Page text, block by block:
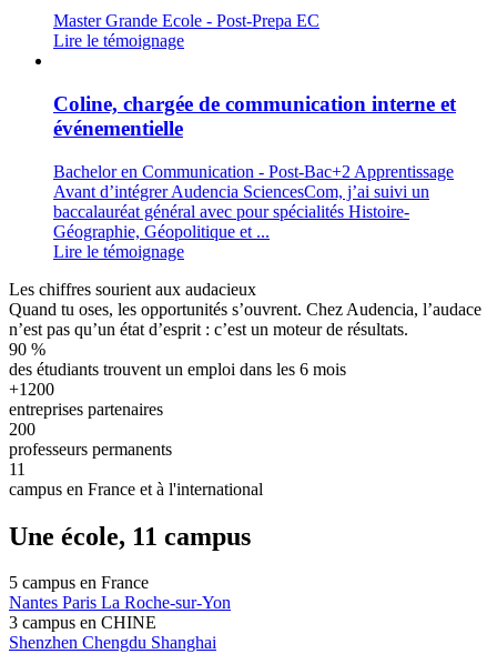
Master Grande Ecole - Post-Prepa EC
Lire le témoignage
Coline, chargée de communication interne et
événementielle
Bachelor en Communication - Post-Bac+2 Apprentissage
Avant d’intégrer Audencia SciencesCom, j’ai suivi un
baccalauréat général avec pour spécialités Histoire-
Géographie, Géopolitique et ...
Lire le témoignage
Les chiffres sourient aux audacieux
Quand tu oses, les opportunités s’ouvrent. Chez Audencia, l’audace
n’est pas qu’un état d’esprit : c’est un moteur de résultats.
90 %
des étudiants trouvent un emploi dans les 6 mois
+1200
entreprises partenaires
200
professeurs permanents
11
campus en France et à l'international
Une école, 11 campus
5 campus en France
Nantes Paris La Roche-sur-Yon
3 campus en CHINE
Shenzhen Chengdu Shanghai